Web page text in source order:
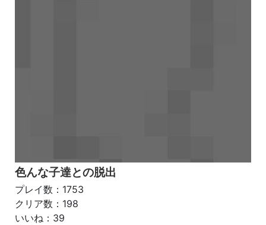
色んな子達との脱出
プレイ数：1753
クリア数：198
いいね：39